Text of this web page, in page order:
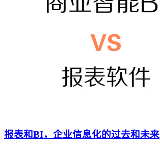
报表和BI，企业信息化的过去和未来